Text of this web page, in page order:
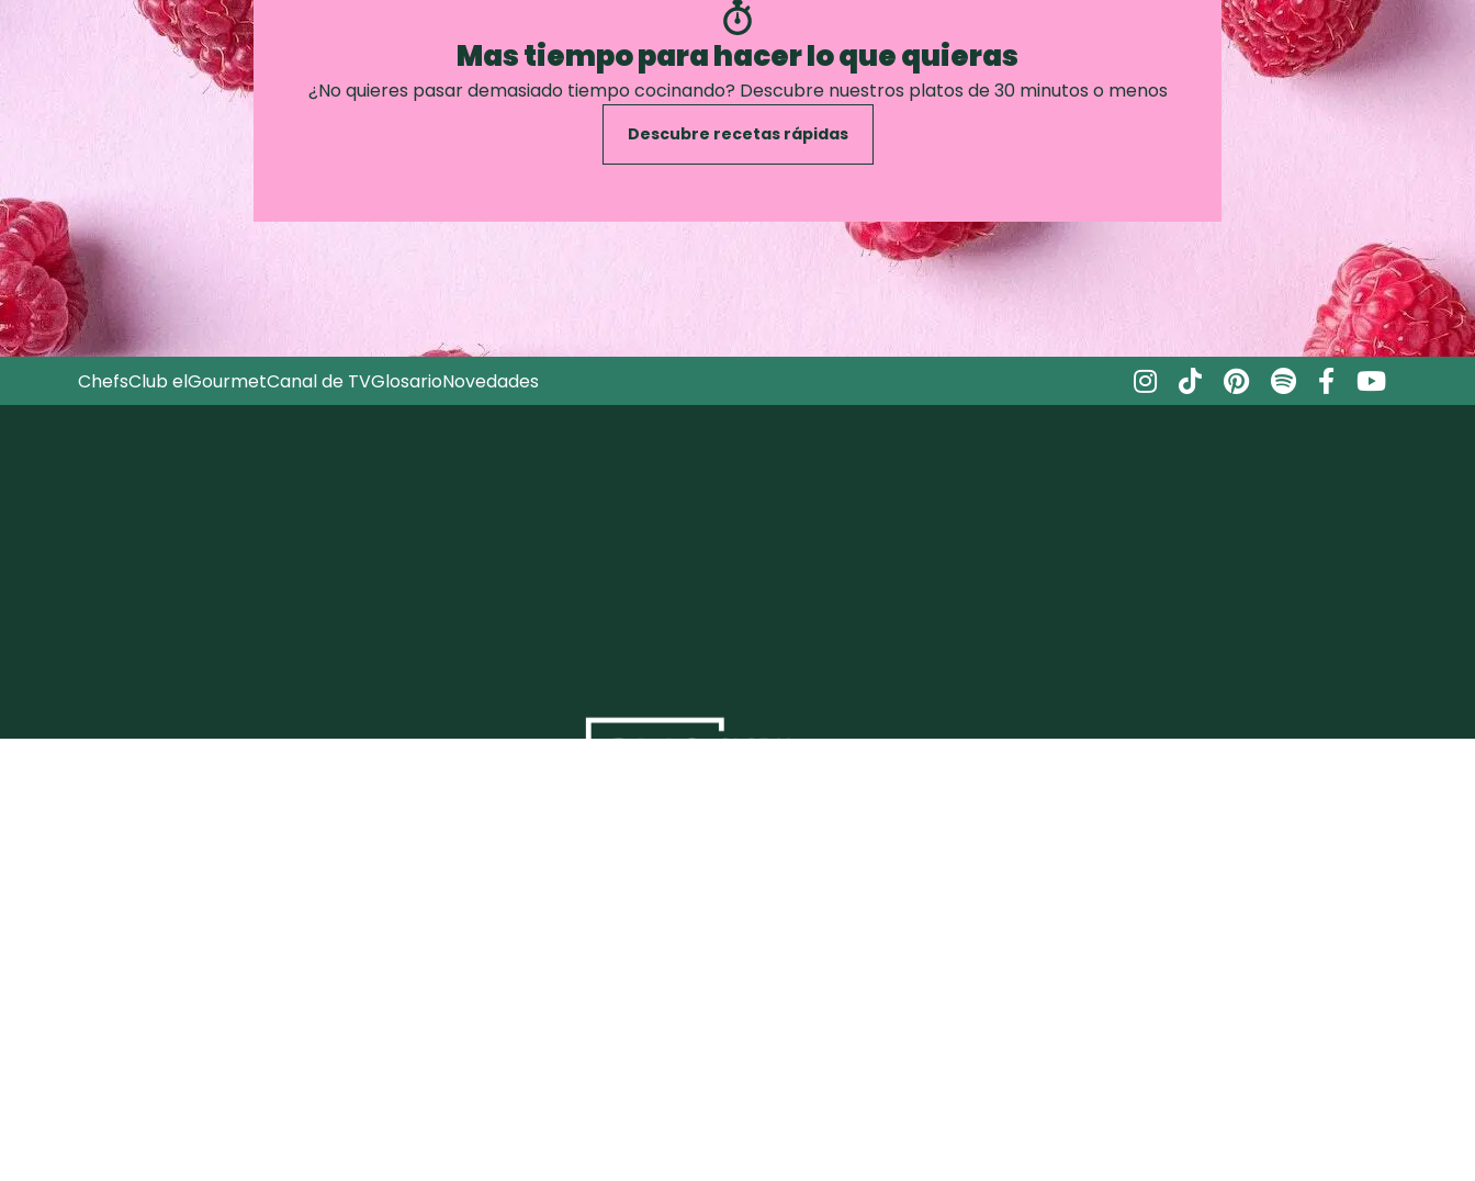
Mas tiempo para hacer lo que quieras
¿No quieres pasar demasiado tiempo cocinando? Descubre nuestros platos de 30 minutos o menos
Descubre recetas rápidas
ChefsClub elGourmetCanal de TVGlosarioNovedades